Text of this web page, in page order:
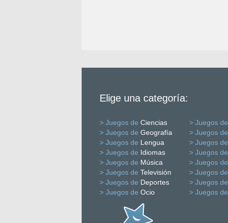
Elige una categoría:
> Juegos de Ciencias > Juegos de
> Juegos de Geografía > Juegos de
> Juegos de Lengua > Juegos de
> Juegos de Idiomas > Juegos de
> Juegos de Música > Juegos de
> Juegos de Televisión > Juegos de
> Juegos de Deportes > Juegos de
> Juegos de Ocio > Juegos de